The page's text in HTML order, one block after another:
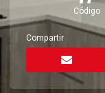
Código
Compartir